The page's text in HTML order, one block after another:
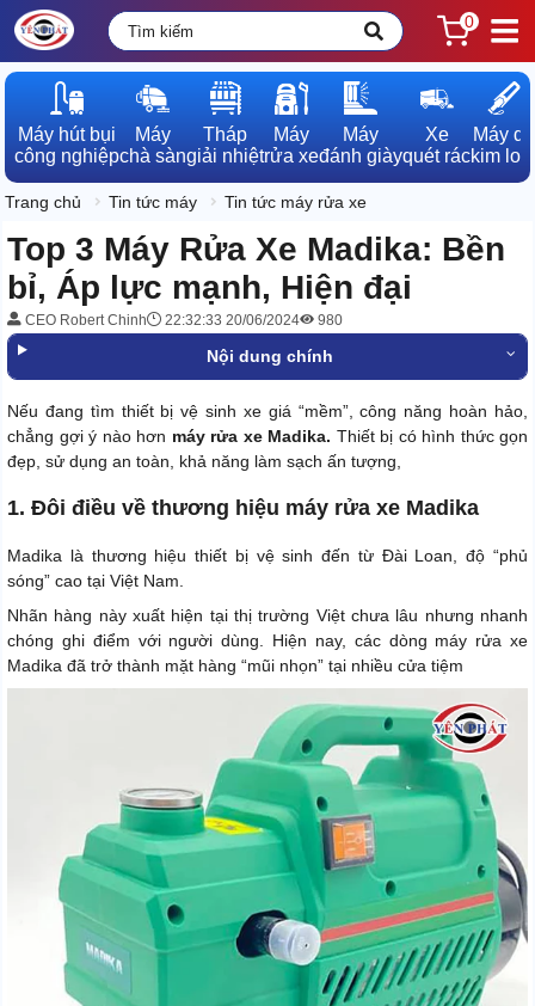
0
Máy hút bụi
công nghiệp
Máy
chà sàn
Tháp
giải nhiệt
Máy
rửa xe
Máy
đánh giày
Xe
quét rác
Máy dò
kim loại
Trang chủ Tin tức máy Tin tức máy rửa xe
Top 3 Máy Rửa Xe Madika: Bền
bỉ, Áp lực mạnh, Hiện đại
CEO Robert Chinh 22:32:33 20/06/2024 980
Nội dung chính
Nếu đang tìm thiết bị vệ sinh xe giá “mềm”, công năng hoàn hảo,
chẳng gợi ý nào hơn máy rửa xe Madika. Thiết bị có hình thức gọn
đẹp, sử dụng an toàn, khả năng làm sạch ấn tượng,
1. Đôi điều về thương hiệu máy rửa xe Madika
Madika là thương hiệu thiết bị vệ sinh đến từ Đài Loan, độ “phủ
sóng” cao tại Việt Nam.
Nhãn hàng này xuất hiện tại thị trường Việt chưa lâu nhưng nhanh
chóng ghi điểm với người dùng. Hiện nay, các dòng máy rửa xe
Madika đã trở thành mặt hàng “mũi nhọn” tại nhiều cửa tiệm